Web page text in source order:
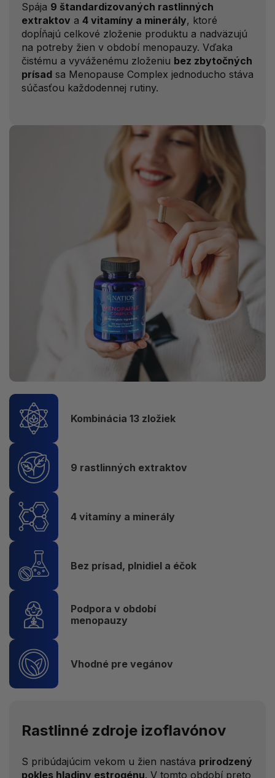
Spája 9 štandardizovaných rastlinných
extraktov a 4 vitamíny a minerály, ktoré
dopĺňajú celkové zloženie produktu a nadväzujú
na potreby žien v období menopauzy. Vďaka
čistému a vyváženému zloženiu bez zbytočných
prísad sa Menopause Complex jednoducho stáva
súčasťou každodennej rutiny.
Kombinácia 13 zložiek
9 rastlinných extraktov
4 vitamíny a minerály
Bez prísad, plnidiel a éčok
Podpora v období
menopauzy
Vhodné pre vegánov
Rastlinné zdroje izoflavónov
S pribúdajúcim vekom u žien nastáva prirodzený
pokles hladiny estrogénu. V tomto období preto